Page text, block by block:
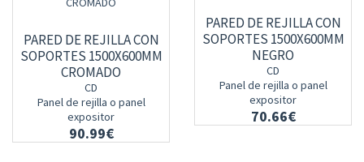
PARED DE REJILLA CON
SOPORTES 1500X600MM
CROMADO
CD
Panel de rejilla o panel
expositor
90.99€
PARED DE REJILLA CON
SOPORTES 1500X600MM
NEGRO
CD
Panel de rejilla o panel
expositor
70.66€